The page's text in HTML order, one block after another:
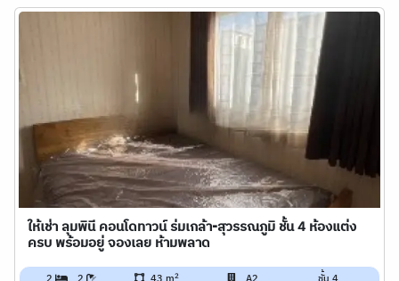
ให้เช่า ลุมพินี คอนโดทาวน์ ร่มเกล้า-สุวรรณภูมิ ชั้น 4 ห้องแต่ง
ครบ พร้อมอยู่ จองเลย ห้ามพลาด
2